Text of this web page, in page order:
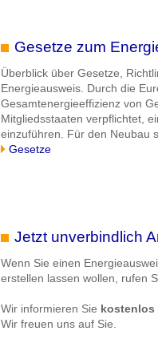
Gesetze zum
Überblick über Gesetze,
Energieausweis. Durch die
Gesamtenergieeffizienz von
Mitgliedsstaaten verpflichtet,
einzuführen. Für den Neubau
Gesetze
Jetzt unverbindlich
Wenn Sie einen
erstellen lassen wollen, rufen
Wir informieren Sie kostenlos
Wir freuen uns auf Sie.